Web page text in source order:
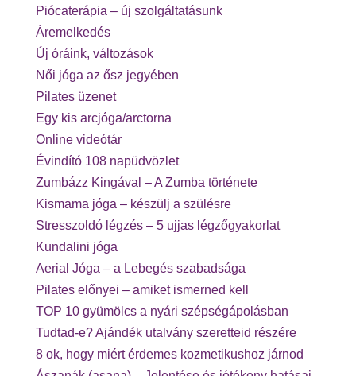
Piócaterápia – új szolgáltatásunk
Áremelkedés
Új óráink, változások
Női jóga az ősz jegyében
Pilates üzenet
Egy kis arcjóga/arctorna
Online videótár
Évindító 108 napüdvözlet
Zumbázz Kingával – A Zumba története
Kismama jóga – készülj a szülésre
Stresszoldó légzés – 5 ujjas légzőgyakorlat
Kundalini jóga
Aerial Jóga – a Lebegés szabadsága
Pilates előnyei – amiket ismerned kell
TOP 10 gyümölcs a nyári szépségápolásban
Tudtad-e? Ajándék utalvány szeretteid részére
8 ok, hogy miért érdemes kozmetikushoz járnod